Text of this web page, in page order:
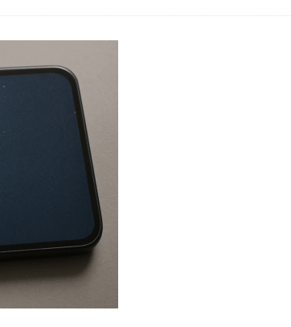
si le temps n’existait pas ? ARTICLES RÉÇENTS
régime méditerranéen : un bouclier contre
ARTICLES RÉÇENTS
Énergie solaire : l’Afrique passe de la pénurie à
Washington refuse de payer et met l’ONU en péril